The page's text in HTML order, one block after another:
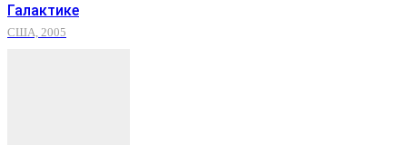
Галактике
США, 2005